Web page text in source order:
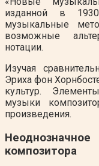
изданной в
музыкальные
возможные
нотации.
Изучая
Эриха фон
культур.
музыки
произведения.
композитора